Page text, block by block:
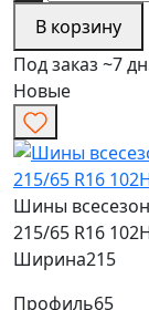
В корзину
Под заказ ~7
Новые
Шины
215/65 R16
Ширина215
Профиль65